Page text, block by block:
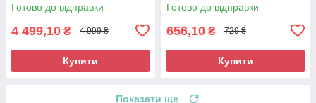
Готово до відправки
4 499,10 ₴ 4 999 ₴
Купити
Готово до відправки
656,10 ₴ 729 ₴
Купити
Показати ще